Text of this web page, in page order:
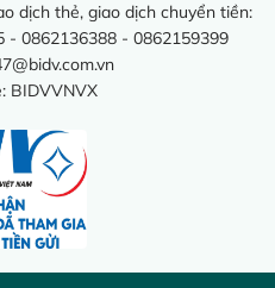
dịch thẻ, giao dịch chuyển tiền:
- 0862136388 - 0862159399
BIDVVNVX